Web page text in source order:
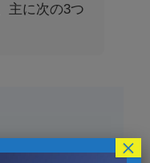
主に次の3つ
×